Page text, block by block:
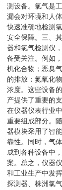
测设备。氯气是
漏会对环境和人
快速准确地检测
安全保障。三、
器和氯气检测仪
备受关注。例如
机化合物；恶臭
的排放；氮氧化
浓度。这些设备
产提供了重要的
在仪器仪表行业
重要组成部分。
器模块采用了智
靠性。同时，气
成到各种设备中
案。总之，仪器
和工业生产中发
探测器、株洲氯